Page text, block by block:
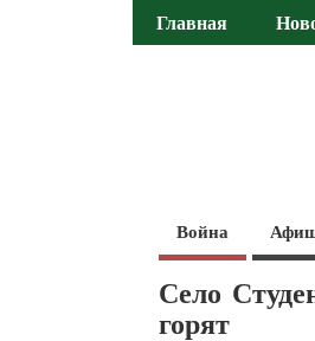
Главная
Война
Село
горят